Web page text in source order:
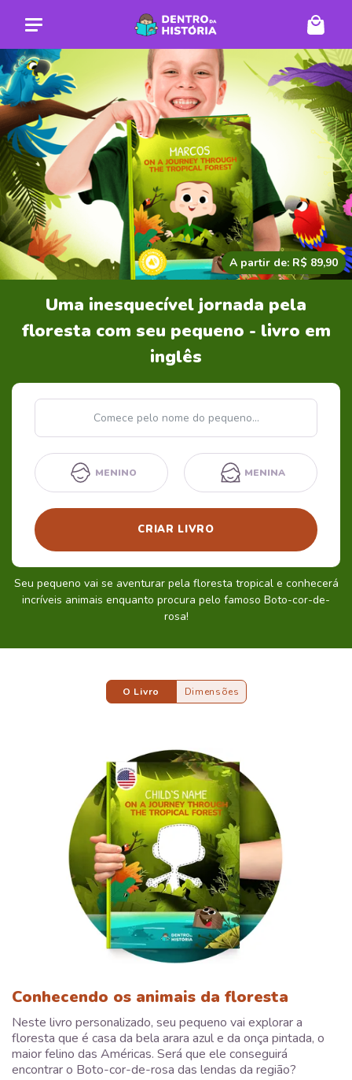
A partir de: R$ 89,90
Uma inesquecível jornada pela
floresta com seu pequeno - livro em
inglês
Nome
MENINO MENINA
CRIAR LIVRO
Seu pequeno vai se aventurar pela floresta tropical e conhecerá
incríveis animais enquanto procura pelo famoso Boto-cor-de-
rosa!
O Livro Dimensões
Conhecendo os animais da floresta
Neste livro personalizado, seu pequeno vai explorar a
floresta que é casa da bela arara azul e da onça pintada, o
maior felino das Américas. Será que ele conseguirá
encontrar o Boto-cor-de-rosa das lendas da região?